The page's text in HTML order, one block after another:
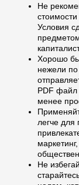
Не
Условия
Хорошо
нежели
PDF файл
менее
легче
Не